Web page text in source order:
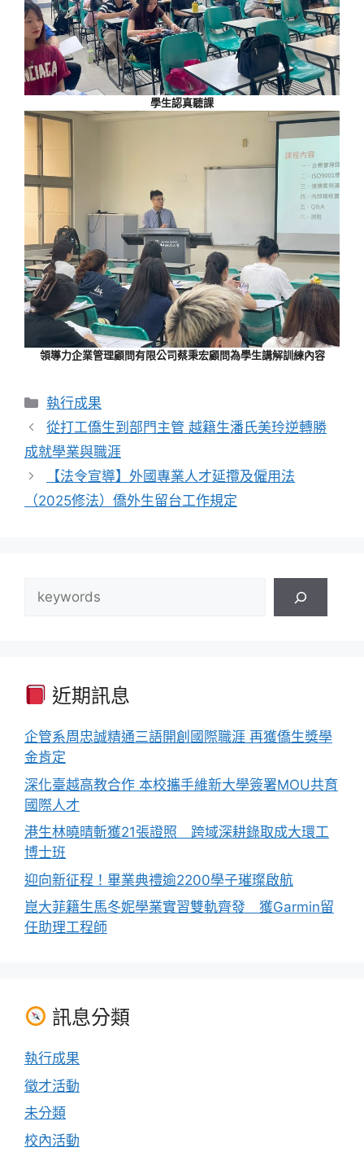
學生認真聽課
領導力企業管理顧問有限公司蔡秉宏顧問為學生講解訓練內容
分
類
執行成果
從打工僑生到部門主管 越籍生潘氏美玲逆轉勝
成就學業與職涯
【法令宣導】外國專業人才延攬及僱用法
（2025修法）僑外生留台工作規定
近期訊息
企管系周忠誠精通三語開創國際職涯 再獲僑生獎學
金肯定
深化臺越高教合作 本校攜手維新大學簽署MOU共育
國際人才
港生林曉晴斬獲21張證照 跨域深耕錄取成大環工
博士班
迎向新征程！畢業典禮逾2200學子璀璨啟航
崑大菲籍生馬冬妮學業實習雙軌齊發 獲Garmin留
任助理工程師
訊息分類
執行成果
徵才活動
未分類
校內活動